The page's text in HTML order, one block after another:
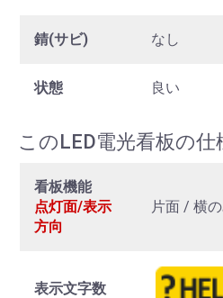
錆(サビ) なし
状態 良い
このLED電光看板の仕
看板機能
点灯面/表示
方向
片面 / 横
表示文字数